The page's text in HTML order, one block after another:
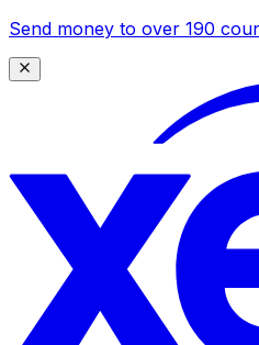
Send money to over 190